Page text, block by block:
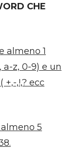
CHE
almeno 1
z, 0-9) e un
,!,? ecc
5